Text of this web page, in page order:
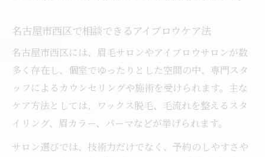
名古屋市西区で相談できるアイブロウケア法
名古屋市西区には、眉毛サロンやアイブロウサロンが数
多く存在し、個室でゆったりとした空間の中、専門スタ
ッフによるカウンセリングや施術を受けられます。主な
ケア方法としては、ワックス脱毛、毛流れを整えるスタ
イリング、眉カラー、パーマなどが挙げられます。
サロン選びでは、技術力だけでなく、予約のしやすさや